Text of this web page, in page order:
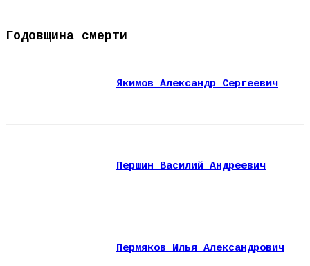
Годовщина смерти
Якимов Александр Сергеевич
Першин Василий Андреевич
Пермяков Илья Александрович